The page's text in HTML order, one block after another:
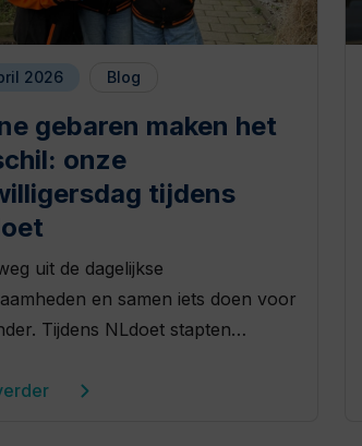
2026 Blog
gebaren maken het
onze
tijdens
uit de dagelijkse
en samen iets doen voor
Tijdens NLdoet stapten…